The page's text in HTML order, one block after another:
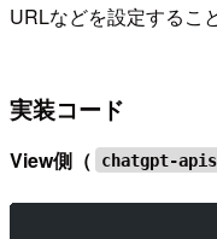
URLなどを設定するこ
実装コード
View側（ chatgpt-